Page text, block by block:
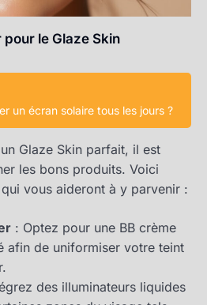
le Glaze Skin
un écran solaire tous les jours ?
Glaze Skin parfait, il est
les bons produits. Voici
vous aideront à y parvenir :
: Optez pour une BB crème
afin de uniformiser votre teint
des illuminateurs liquides